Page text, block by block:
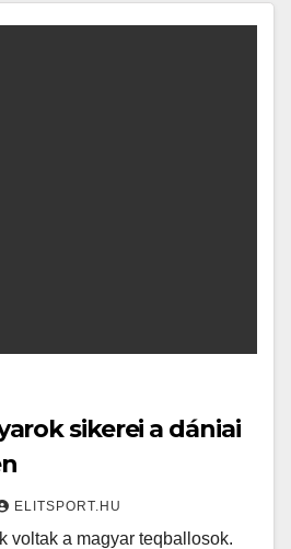
sikerei a dániai
ELITSPORT.HU
voltak a magyar teqballosok.